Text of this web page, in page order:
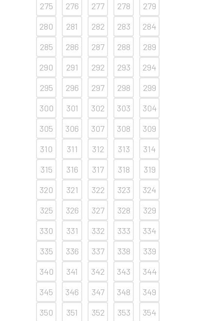
275
276 277 278
279
280
281 282 283
284
285
286 287 288
289
290
291 292 293
294
295
296 297 298
299
300
301 302 303
304
305
306 307 308
309
310
311 312 313
314
315
316 317 318
319
320
321 322 323
324
325
326 327 328
329
330
331 332 333
334
335
336 337 338
339
340
341 342 343
344
345
346 347 348
349
350
351 352 353
354